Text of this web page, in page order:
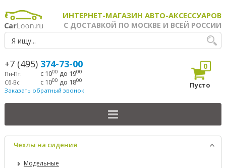
ИНТЕРНЕТ-МАГАЗИН АВТО-АКСЕССУАРОВ
С ДОСТАВКОЙ ПО МОСКВЕ И ВСЕЙ РОССИИ
+7 (495) 374-73-00
Пн-Пт: с 1000 до 1900
Сб-Вс: с 1000 до 1800
Заказать обратный звонок
0
Пусто
Чехлы на сидения
Модельные